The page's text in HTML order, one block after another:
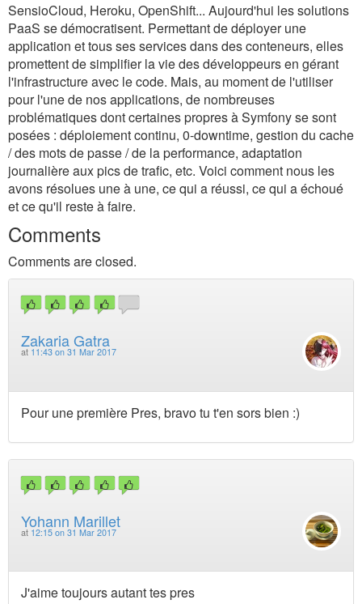
SensioCloud, Heroku, OpenShift... Aujourd'hui les solutions
PaaS se démocratisent. Permettant de déployer une
application et tous ses services dans des conteneurs, elles
promettent de simplifier la vie des développeurs en gérant
l'infrastructure avec le code. Mais, au moment de l'utiliser
pour l'une de nos applications, de nombreuses
problématiques dont certaines propres à Symfony se sont
posées : déploiement continu, 0-downtime, gestion du cache
/ des mots de passe / de la performance, adaptation
journalière aux pics de trafic, etc. Voici comment nous les
avons résolues une à une, ce qui a réussi, ce qui a échoué
et ce qu'il reste à faire.
Comments
Comments are closed.
Zakaria Gatra
at 11:43 on 31 Mar 2017
Pour une première Pres, bravo tu t'en sors bien :)
Yohann Marillet
at 12:15 on 31 Mar 2017
J'aime toujours autant tes pres